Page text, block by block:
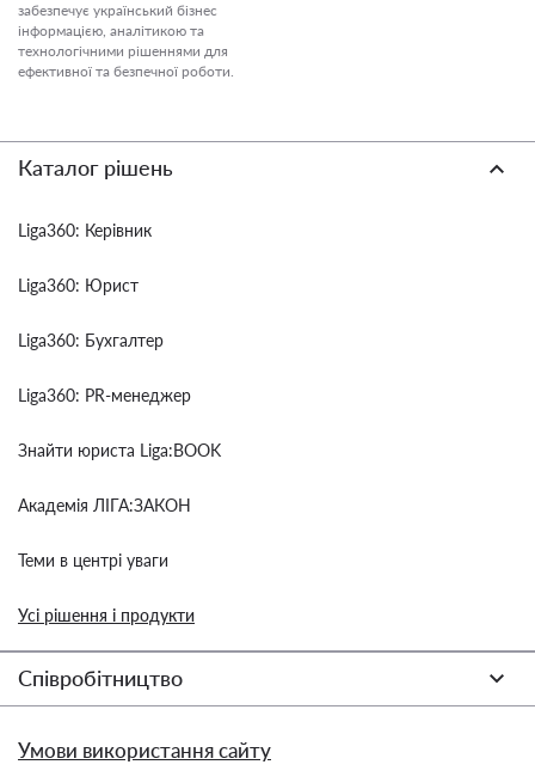
забезпечує український бізнес
інформацією, аналітикою та
технологічними рішеннями для
ефективної та безпечної роботи.
Каталог рішень
Liga360: Керівник
Liga360: Юрист
Liga360: Бухгалтер
Liga360: PR-менеджер
Знайти юриста Liga:BOOK
Академія ЛІГА:ЗАКОН
Теми в центрі уваги
Усі рішення і продукти
Співробітництво
Умови використання сайту